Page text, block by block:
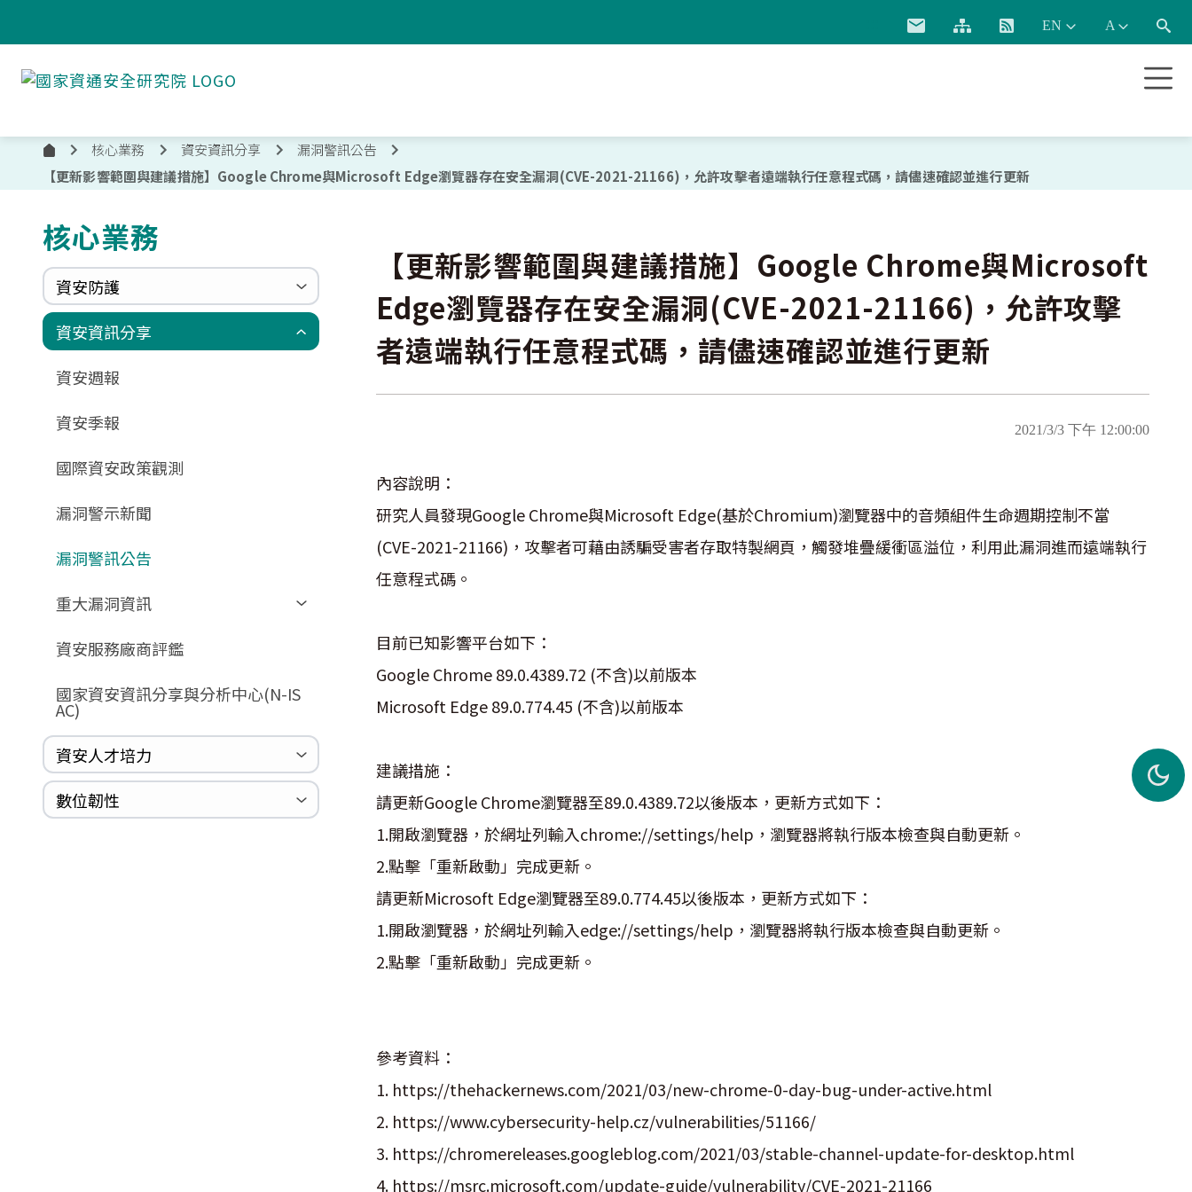
通
安
全
首
頁
核心業務 資安資訊分享
漏洞警訊公告
【更新影響範圍與建議措施】Google Chrome與Microsoft Edge瀏覽器存在安全漏洞(CVE-2021-21166)，允許攻擊者遠端執行任意程式碼，請儘速確認並進行更新
核心業務
資安防護
政府組態基準(GCB)
更新消息
GCB說明文件
GCB部署資源
GCB終止支援
資通安全弱點通報機制(VANS)
申請作業表單
數位影片教材
FAQ
端點偵測及應變機制(EDR)
相關文件與表單
零信任架構(ZTA)
相關文件與表單
驗證進度
國家資安聯防監控中心(N-SOC)
國家資安通報應變中心(N-CERT)
資安資訊分享
資安週報
資安季報
國際資安政策觀測
漏洞警示新聞
漏洞警訊公告
重大漏洞資訊
Zerologon
MSHTML
WannaCrypt
Heartbleed
Logjam&Freak
資安服務廠商評鑑
國家資安資訊分享與分析中心(N-IS
AC)
資安人才培力
巡迴研討會
CCOE資安實戰人才培育計畫成果簡
介
資安人才培訓服務網
資安系列競賽網站
數位韌性
【更新影響範圍與建議措施】Google Chrome與Microsoft
Edge瀏覽器存在安全漏洞(CVE-2021-21166)，允許攻擊
者遠端執行任意程式碼，請儘速確認並進行更新
2021/3/3 下午 12:00:00
內容說明：
研究人員發現Google Chrome與Microsoft Edge(基於Chromium)瀏覽器中的音頻組件生命週期控制不當
(CVE-2021-21166)，攻擊者可藉由誘騙受害者存取特製網頁，觸發堆疊緩衝區溢位，利用此漏洞進而遠端執行
任意程式碼。
目前已知影響平台如下：
Google Chrome 89.0.4389.72 (不含)以前版本
Microsoft Edge 89.0.774.45 (不含)以前版本
建議措施：
請更新Google Chrome瀏覽器至89.0.4389.72以後版本，更新方式如下：
1.開啟瀏覽器，於網址列輸入chrome://settings/help，瀏覽器將執行版本檢查與自動更新。
2.點擊「重新啟動」完成更新。
請更新Microsoft Edge瀏覽器至89.0.774.45以後版本，更新方式如下：
1.開啟瀏覽器，於網址列輸入edge://settings/help，瀏覽器將執行版本檢查與自動更新。
2.點擊「重新啟動」完成更新。
參考資料：
1. https://thehackernews.com/2021/03/new-chrome-0-day-bug-under-active.html
2. https://www.cybersecurity-help.cz/vulnerabilities/51166/
3. https://chromereleases.googleblog.com/2021/03/stable-channel-update-for-desktop.html
4. https://msrc.microsoft.com/update-guide/vulnerability/CVE-2021-21166